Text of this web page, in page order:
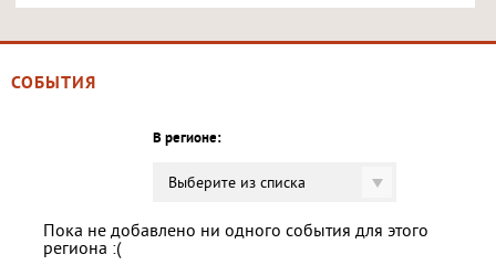
СОБЫТИЯ
В регионе:
Выберите из списка
Пока не добавлено ни одного события для этого
региона :(